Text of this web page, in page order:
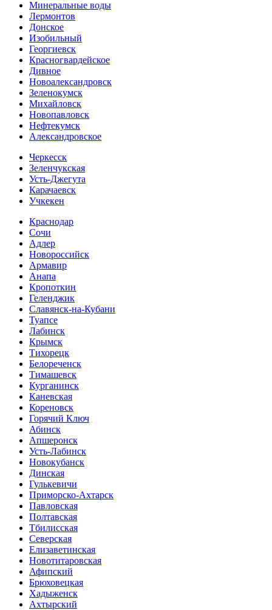
Минеральные воды
Лермонтов
Донское
Изобильный
Георгиевск
Красногвардейское
Дивное
Новоалександровск
Зеленокумск
Михайловск
Новопавловск
Нефтекумск
Александровское
Черкесск
Зеленчукская
Усть-Джегута
Карачаевск
Учкекен
Краснодар
Сочи
Адлер
Новороссийск
Армавир
Анапа
Кропоткин
Геленджик
Славянск-на-Кубани
Туапсе
Лабинск
Крымск
Тихорецк
Белореченск
Тимашевск
Курганинск
Каневская
Кореновск
Горячий Ключ
Абинск
Апшеронск
Усть-Лабинск
Новокубанск
Динская
Гулькевичи
Приморско-Ахтарск
Павловская
Полтавская
Тбилисская
Северская
Елизаветинская
Новотитаровская
Афипский
Брюховецкая
Хадыженск
Ахтырский